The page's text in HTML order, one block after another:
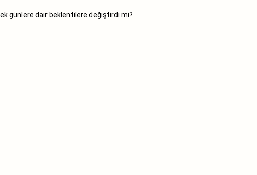
günlere dair beklentilere değiştirdi mi?